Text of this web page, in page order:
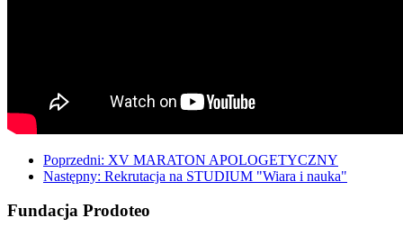
Poprzedni: XV MARATON APOLOGETYCZNY
Następny: Rekrutacja na STUDIUM "Wiara i nauka"
Fundacja Prodoteo